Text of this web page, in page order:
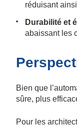
réduisant
Durabilité et
abaissant les
Bien que
sûre, plus
Pour les